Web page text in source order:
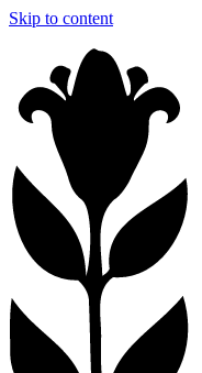
Skip to content